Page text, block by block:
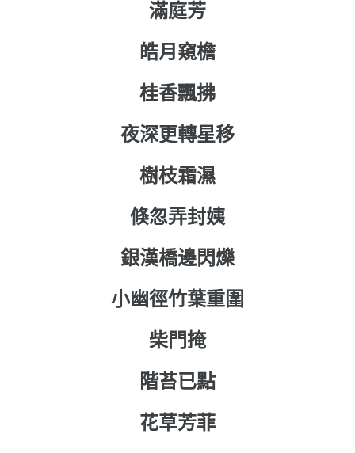
滿庭芳
皓月窺檐
桂香飄拂
夜深更轉星移
樹枝霜濕
倏忽弄封姨
銀漢橋邊閃爍
小幽徑竹葉重圍
柴門掩
階苔已點
花草芳菲